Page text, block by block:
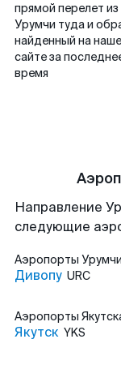
прямой перелет из
Урумчи туда и
найденный на
сайте за
время
Направление
следующие
Аэропорты Урумчи
Дивопу URC
Аэропорты
Якутск YKS